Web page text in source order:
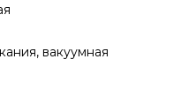
вакуумная